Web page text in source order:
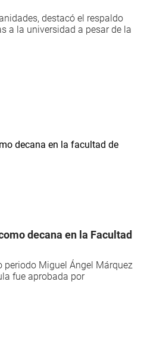
destacó el respaldo
a la universidad a pesar de la
decana en la Facultad
periodo Miguel Ángel Márquez
fue aprobada por